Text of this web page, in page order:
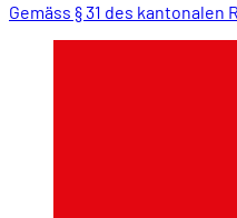
Gemäss § 31 des